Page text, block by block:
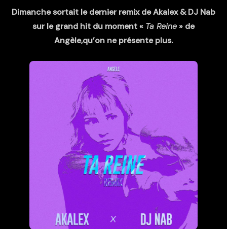
Dimanche sortait le dernier remix de Akalex & DJ Nab
sur le grand hit du moment « Ta Reine» de
Angèle,qu’on ne présente plus.